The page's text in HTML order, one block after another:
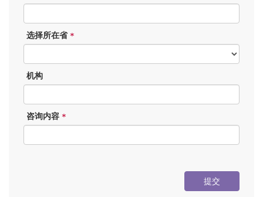
选择所在省 *
机构
咨询内容 *
提交